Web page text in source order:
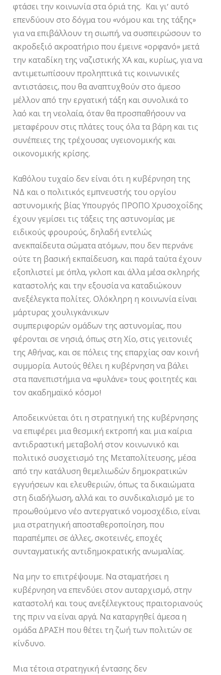
φτάσει την κοινωνία στα όριά της. Και γι’ αυτό
επενδύουν στο δόγμα του «νόμου και της τάξης»
για να επιβάλλουν τη σιωπή, να συσπειρώσουν το
ακροδεξιό ακροατήριο που έμεινε «ορφανό» μετά
την καταδίκη της ναζιστικής ΧΑ και, κυρίως, για να
αντιμετωπίσουν προληπτικά τις κοινωνικές
αντιστάσεις, που θα αναπτυχθούν στο άμεσο
μέλλον από την εργατική τάξη και συνολικά το
λαό και τη νεολαία, όταν θα προσπαθήσουν να
μεταφέρουν στις πλάτες τους όλα τα βάρη και τις
συνέπειες της τρέχουσας υγειονομικής και
οικονομικής κρίσης.
Καθόλου τυχαίο δεν είναι ότι η κυβέρνηση της
ΝΔ και ο πολιτικός εμπνευστής του οργίου
αστυνομικής βίας Υπουργός ΠΡΟΠΟ Χρυσοχοΐδης
έχουν γεμίσει τις τάξεις της αστυνομίας με
ειδικούς φρουρούς, δηλαδή εντελώς
ανεκπαίδευτα σώματα ατόμων, που δεν περνάνε
ούτε τη βασική εκπαίδευση, και παρά ταύτα έχουν
εξοπλιστεί με όπλα, γκλοπ και άλλα μέσα σκληρής
καταστολής και την εξουσία να καταδιώκουν
ανεξέλεγκτα πολίτες. Ολόκληρη η κοινωνία είναι
μάρτυρας χουλιγκάνικων
συμπεριφορών ομάδων της αστυνομίας, που
φέρονται σε νησιά, όπως στη Χίο, στις γειτονιές
της Αθήνας, και σε πόλεις της επαρχίας σαν κοινή
συμμορία. Αυτούς θέλει η κυβέρνηση να βάλει
στα πανεπιστήμια να «φυλάνε» τους φοιτητές και
τον ακαδημαϊκό κόσμο!
Αποδεικνύεται ότι η στρατηγική της κυβέρνησης
να επιφέρει μια θεσμική εκτροπή και μια καίρια
αντιδραστική μεταβολή στον κοινωνικό και
πολιτικό συσχετισμό της Μεταπολίτευσης, μέσα
από την κατάλυση θεμελιωδών δημοκρατικών
εγγυήσεων και ελευθεριών, όπως τα δικαιώματα
στη διαδήλωση, αλλά και το συνδικαλισμό με το
προωθούμενο νέο αντεργατικό νομοσχέδιο, είναι
μια στρατηγική αποσταθεροποίηση, που
παραπέμπει σε άλλες, σκοτεινές, εποχές
συνταγματικής αντιδημοκρατικής ανωμαλίας.
Να μην το επιτρέψουμε. Να σταματήσει η
κυβέρνηση να επενδύει στον αυταρχισμό, στην
καταστολή και τους ανεξέλεγκτους πραιτοριανούς
της πριν να είναι αργά. Να καταργηθεί άμεσα η
ομάδα ΔΡΑΣΗ που θέτει τη ζωή των πολιτών σε
κίνδυνο.
Μια τέτοια στρατηγική έντασης δεν